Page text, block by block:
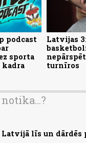
podcast
sporta
Latvijas
turnīros
Latvijā līs un dārdēs